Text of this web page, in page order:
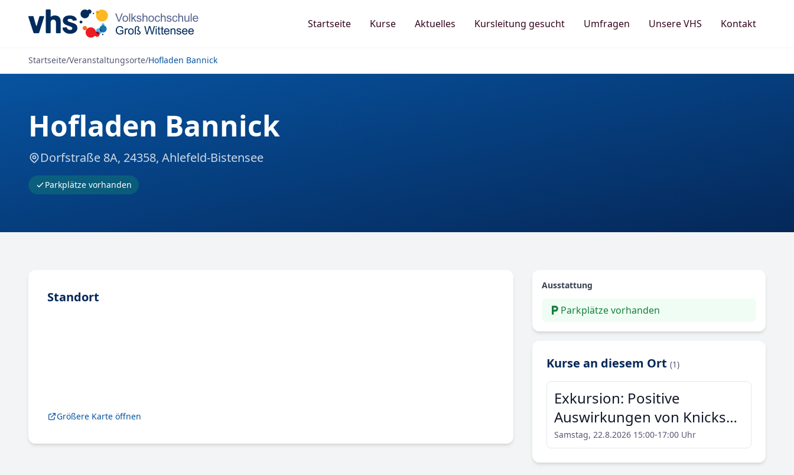
Zum Inhalt springen
Startseite
Kurse Aktuelles Kursleitung gesucht Umfragen Unsere VHS Kontakt
Startseite/Veranstaltungsorte/Hofladen Bannick
Hofladen Bannick
Dorfstraße 8A, 24358, Ahlefeld-Bistensee
Parkplätze vorhanden
Standort
Größere Karte öffnen
Ausstattung
Parkplätze vorhanden
Kurse an diesem Ort(1)
Exkursion: Positive
Auswirkungen von Knicks
auf landwirtschaftliche
Flächen
Samstag, 22.8.2026 15:00-17:00 Uhr